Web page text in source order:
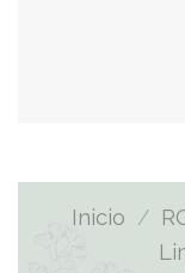
Inicio /